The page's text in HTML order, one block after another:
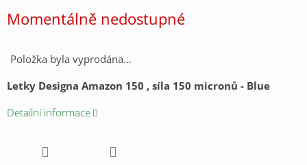
Momentálně nedostupné
Položka byla vyprodána…
Letky Designa Amazon 150 , síla 150 micronů - Blue
Detailní informace